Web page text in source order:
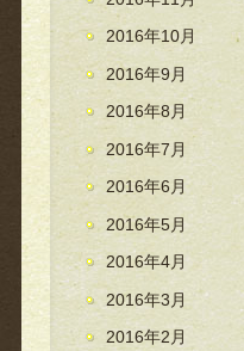
2016年10月
2016年9月
2016年8月
2016年7月
2016年6月
2016年5月
2016年4月
2016年3月
2016年2月